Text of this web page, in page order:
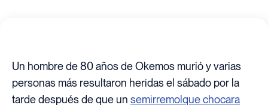
Un hombre de 80 años de Okemos murió y varias
personas más resultaron heridas el sábado por la
tarde después de que un semirremolque chocara